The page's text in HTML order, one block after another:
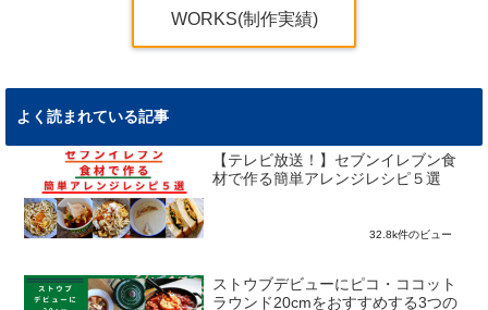
WORKS(制作実績)
よく読まれている記事
【テレビ放送！】セブンイレブン食
材で作る簡単アレンジレシピ５選
32.8k件のビュー
ストウブデビューにピコ・ココット
ラウンド20cmをおすすめする3つの